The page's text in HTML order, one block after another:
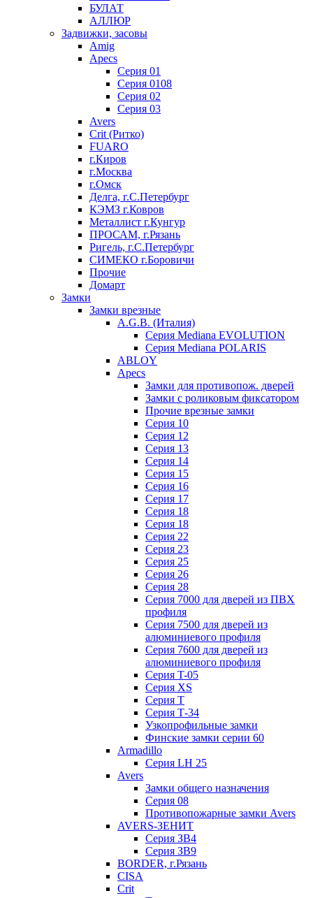
БУЛАТ
АЛЛЮР
Задвижки, засовы
Amig
Apecs
Серия 01
Серия 0108
Серия 02
Серия 03
Avers
Crit (Ритко)
FUARO
г.Киров
г.Москва
г.Омск
Делга, г.С.Петербург
КЭМЗ г.Ковров
Металлист г.Кунгур
ПРОСАМ, г.Рязань
Ригель, г.С.Петербург
СИМЕКО г.Боровичи
Прочие
Домарт
Замки
Замки врезные
A.G.B. (Италия)
Серия Mediana EVOLUTION
Серия Mediana POLARIS
ABLOY
Apecs
Замки для противопож. дверей
Замки с роликовым фиксатором
Прочие врезные замки
Серия 10
Серия 12
Серия 13
Серия 14
Серия 15
Серия 16
Серия 17
Серия 18
Серия 18
Серия 22
Серия 23
Серия 25
Серия 26
Серия 28
Серия 7000 для дверей из ПВХ
профиля
Серия 7500 для дверей из
алюминиевого профиля
Серия 7600 для дверей из
алюминиевого профиля
Серия T-05
Серия XS
Серия Т
Серия Т-34
Узкопрофильные замки
Финские замки серии 60
Armadillo
Серия LH 25
Avers
Замки общего назначения
Серия 08
Противопожарные замки Avers
AVERS-ЗЕНИТ
Серия ЗВ4
Серия ЗВ9
BORDER, г.Рязань
CISA
Crit